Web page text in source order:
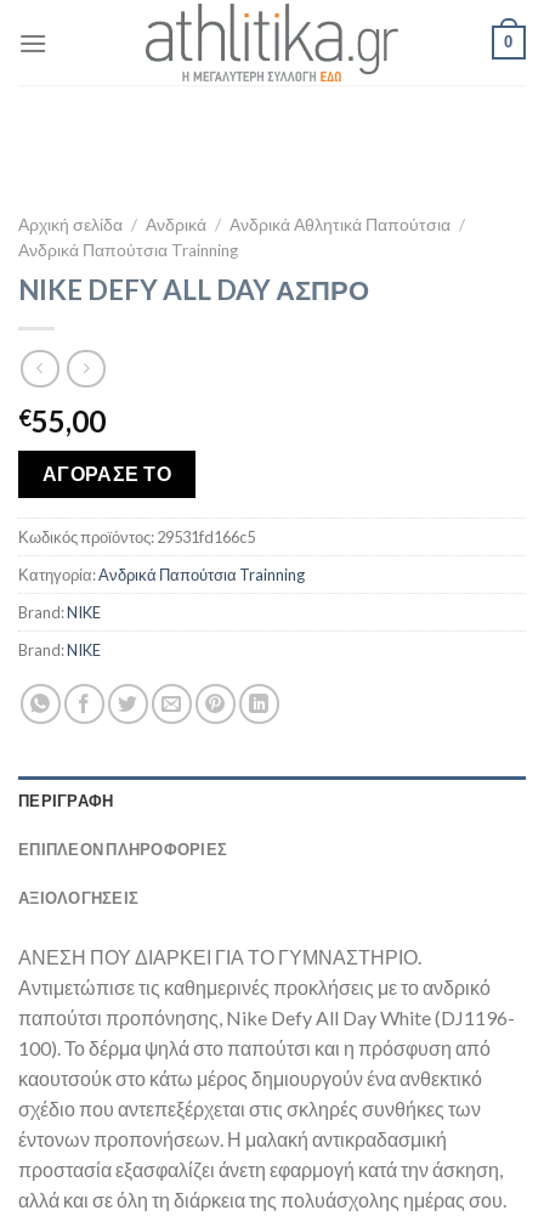
0
Αρχική σελίδα / Ανδρικά / Ανδρικά Αθλητικά Παπούτσια /
Ανδρικά Παπούτσια Trainning
NIKE DEFY ALL DAY ΑΣΠΡΟ
€55,00
ΑΓΟΡΑΣΕ ΤΟ
Κωδικός προϊόντος:29531fd166c5
Κατηγορία:Ανδρικά Παπούτσια Trainning
Brand:NIKE
Brand:NIKE
ΠΕΡΙΓΡΑΦΉ
ΕΠΙΠΛΈΟΝ ΠΛΗΡΟΦΟΡΊΕΣ
ΑΞΙΟΛΟΓΗΣΕΙΣ
ΑΝΕΣΗ ΠΟΥ ΔΙΑΡΚΕΙ ΓΙΑ ΤΟ ΓΥΜΝΑΣΤΗΡΙΟ.
Αντιμετώπισε τις καθημερινές προκλήσεις με το ανδρικό
παπούτσι προπόνησης, Nike Defy All Day White (DJ1196-
100). Το δέρμα ψηλά στο παπούτσι και η πρόσφυση από
καουτσούκ στο κάτω μέρος δημιουργούν ένα ανθεκτικό
σχέδιο που αντεπεξέρχεται στις σκληρές συνθήκες των
έντονων προπονήσεων. Η μαλακή αντικραδασμική
προστασία εξασφαλίζει άνετη εφαρμογή κατά την άσκηση,
αλλά και σε όλη τη διάρκεια της πολυάσχολης ημέρας σου.